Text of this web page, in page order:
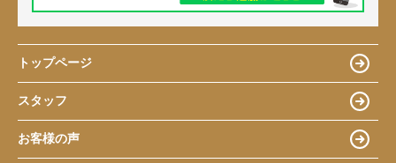
トップページ
スタッフ
お客様の声